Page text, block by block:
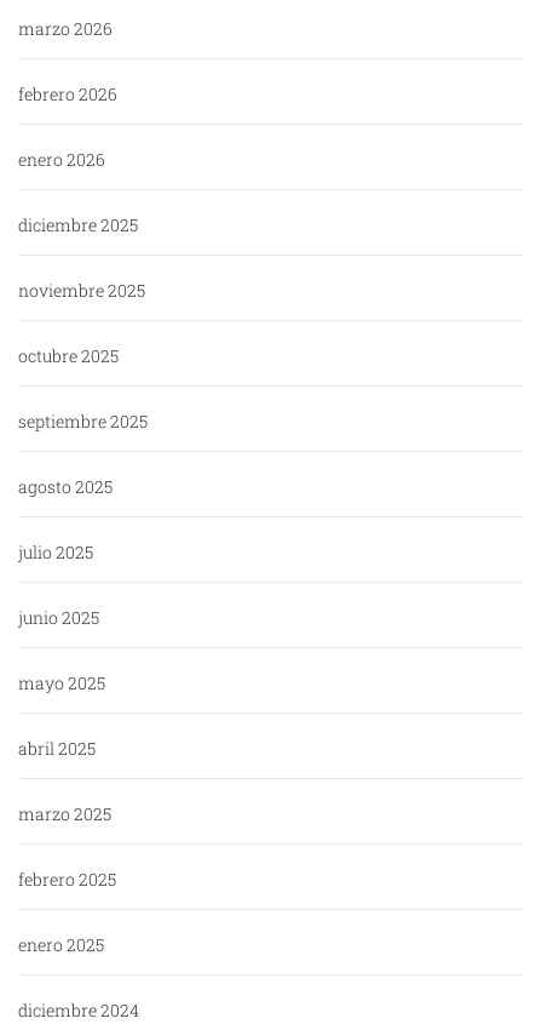
marzo 2026
febrero 2026
enero 2026
diciembre 2025
noviembre 2025
octubre 2025
septiembre 2025
agosto 2025
julio 2025
junio 2025
mayo 2025
abril 2025
marzo 2025
febrero 2025
enero 2025
diciembre 2024